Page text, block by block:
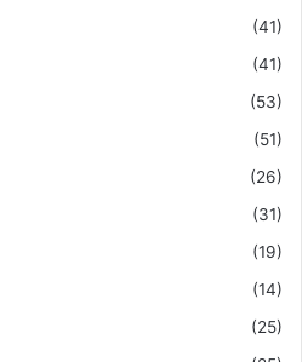
(41)
(41)
(53)
(51)
(26)
(31)
(19)
(14)
(25)